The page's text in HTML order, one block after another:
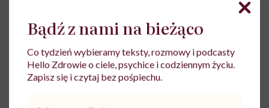
Czy tomografia
komputerowa jest
bezpieczna?
Bądź z nami na bieżąco
Co tydzień wybieramy teksty, rozmowy i podcasty
Hello Zdrowie o ciele, psychice i codziennym życiu.
Zapisz się i czytaj bez pośpiechu.